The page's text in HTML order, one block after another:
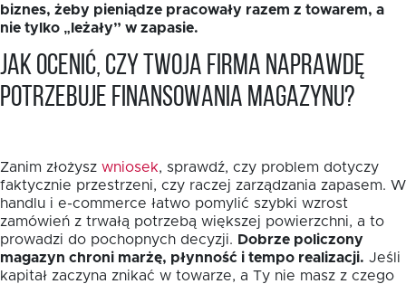
biznes, żeby pieniądze pracowały razem z towarem, a
nie tylko „leżały” w zapasie.
Jak ocenić, czy Twoja firma naprawdę
potrzebuje finansowania magazynu?
Zanim złożysz wniosek, sprawdź, czy problem dotyczy
faktycznie przestrzeni, czy raczej zarządzania zapasem. W
handlu i e-commerce łatwo pomylić szybki wzrost
zamówień z trwałą potrzebą większej powierzchni, a to
prowadzi do pochopnych decyzji. Dobrze policzony
magazyn chroni marżę, płynność i tempo realizacji. Jeśli
kapitał zaczyna znikać w towarze, a Ty nie masz z czego